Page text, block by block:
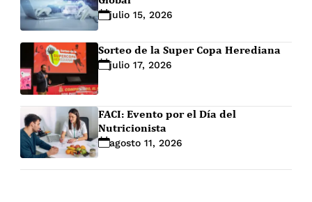
julio 15, 2026
Sorteo de la Super Copa Herediana
julio 17, 2026
FACI: Evento por el Día del
Nutricionista
agosto 11, 2026